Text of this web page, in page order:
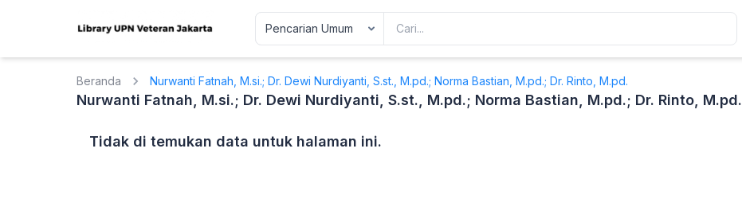
Beranda Nurwanti Fatnah, M.si.; Dr. Dewi Nurdiyanti, S.st., M.pd.; Norma Bastian, M.pd.; Dr. Rinto, M.pd.
Nurwanti Fatnah, M.si.; Dr. Dewi Nurdiyanti, S.st., M.pd.; Norma Bastian, M.pd.; Dr. Rinto, M.pd.
Tidak di temukan data untuk halaman ini.